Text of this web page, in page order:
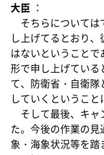
大臣 ：
そちらについては
し上げてるとおり
はないということ
形で申し上げている
て、防衛省・自衛
していくということ
そして最後、キャ
た。今後の作業の
象・海象状況等を